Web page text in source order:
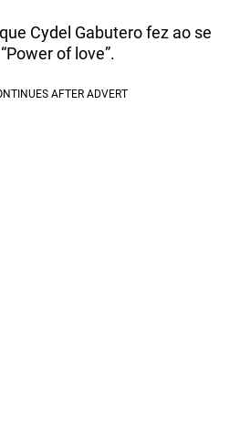
Cydel Gabutero fez ao se
of love”.